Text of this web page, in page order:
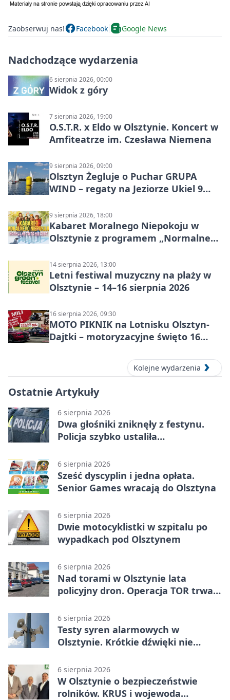
Zaobserwuj nas! Facebook Google News
Nadchodzące wydarzenia
6 sierpnia 2026, 00:00
Widok z góry
7 sierpnia 2026, 19:00
O.S.T.R. x Eldo w Olsztynie. Koncert w
Amfiteatrze im. Czesława Niemena
9 sierpnia 2026, 09:00
Olsztyn Żegluje o Puchar GRUPA
WIND – regaty na Jeziorze Ukiel 9
9 sierpnia 2026, 18:00
Kabaret Moralnego Niepokoju w
Olsztynie z programem „Normalne
14 sierpnia 2026, 13:00
Letni festiwal muzyczny na plaży w
Olsztynie – 14–16 sierpnia 2026
16 sierpnia 2026, 09:30
MOTO PIKNIK na Lotnisku Olsztyn-
Dajtki – motoryzacyjne święto 16
Kolejne wydarzenia
Ostatnie Artykuły
6 sierpnia 2026
Dwa głośniki zniknęły z festynu.
Policja szybko ustaliła
6 sierpnia 2026
Sześć dyscyplin i jedna opłata.
Senior Games wracają do Olsztyna
6 sierpnia 2026
Dwie motocyklistki w szpitalu po
wypadkach pod Olsztynem
6 sierpnia 2026
Nad torami w Olsztynie lata
policyjny dron. Operacja TOR trwa
6 sierpnia 2026
Testy syren alarmowych w
Olsztynie. Krótkie dźwięki nie
6 sierpnia 2026
W Olsztynie o bezpieczeństwie
rolników. KRUS i wojewoda